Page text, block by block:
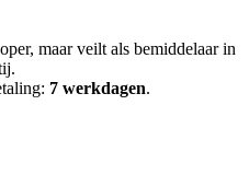
maar veilt als bemiddelaar in
7 werkdagen.